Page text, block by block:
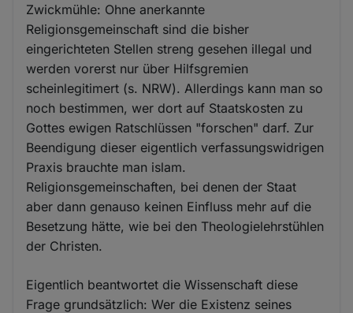
Zwickmühle: Ohne anerkannte
Religionsgemeinschaft sind die bisher
eingerichteten Stellen streng gesehen illegal und
werden vorerst nur über Hilfsgremien
scheinlegitimert (s. NRW). Allerdings kann man so
noch bestimmen, wer dort auf Staatskosten zu
Gottes ewigen Ratschlüssen "forschen" darf. Zur
Beendigung dieser eigentlich verfassungswidrigen
Praxis brauchte man islam.
Religionsgemeinschaften, bei denen der Staat
aber dann genauso keinen Einfluss mehr auf die
Besetzung hätte, wie bei den Theologielehrstühlen
der Christen.
Eigentlich beantwortet die Wissenschaft diese
Frage grundsätzlich: Wer die Existenz seines